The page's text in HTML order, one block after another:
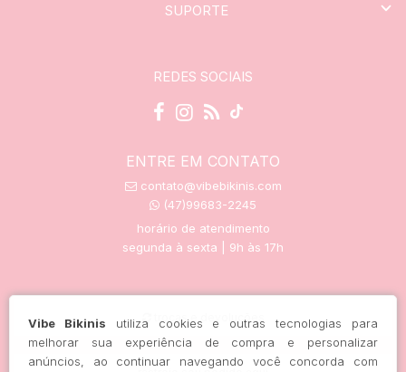
Vibe Bikinis utiliza cookies e outras tecnologias para
melhorar sua experiência de compra e personalizar
anúncios, ao continuar navegando você concorda com
SUPORTE
REDES SOCIAIS
ENTRE EM CONTATO
contato@vibebikinis.com
(47)99683-2245
horário de atendimento
segunda à sexta | 9h às 17h
trocas e devoluções